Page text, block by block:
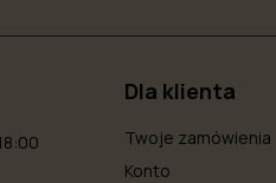
Dla klienta
Twoje zamówienia
Konto